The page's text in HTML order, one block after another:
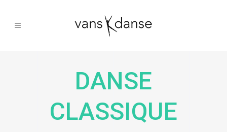
DANSE
CLASSIQUE